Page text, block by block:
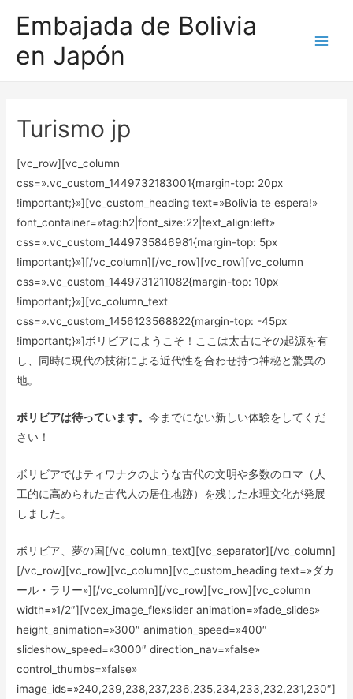
Embajada de Bolivia
en Japón
Turismo jp
[vc_row][vc_column
css=».vc_custom_1449732183001{margin-top: 20px
!important;}»][vc_custom_heading text=»Bolivia te espera!»
font_container=»tag:h2|font_size:22|text_align:left»
css=».vc_custom_1449735846981{margin-top: 5px
!important;}»][/vc_column][/vc_row][vc_row][vc_column
css=».vc_custom_1449731211082{margin-top: 10px
!important;}»][vc_column_text
css=».vc_custom_1456123568822{margin-top: -45px
!important;}»]ボリビアにようこそ！ここは太古にその起源を有
し、同時に現代の技術による近代性を合わせ持つ神秘と驚異の
地。
ボリビアは待っています。今までにない新しい体験をしてくだ
さい！
ボリビアではティワナクのような古代の文明や多数のロマ（人
工的に高められた古代人の居住地跡）を残した水理文化が発展
しました。
ボリビア、夢の国[/vc_column_text][vc_separator][/vc_column]
[/vc_row][vc_row][vc_column][vc_custom_heading text=»ダカ
ール・ラリー»][/vc_column][/vc_row][vc_row][vc_column
width=»1/2″][vcex_image_flexslider animation=»fade_slides»
height_animation=»300″ animation_speed=»400″
slideshow_speed=»3000″ direction_nav=»false»
control_thumbs=»false»
image_ids=»240,239,238,237,236,235,234,233,232,231,230″]